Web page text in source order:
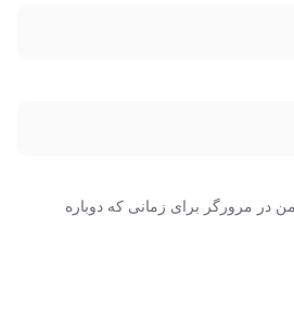
در مرورگر برای زمانی که دوباره